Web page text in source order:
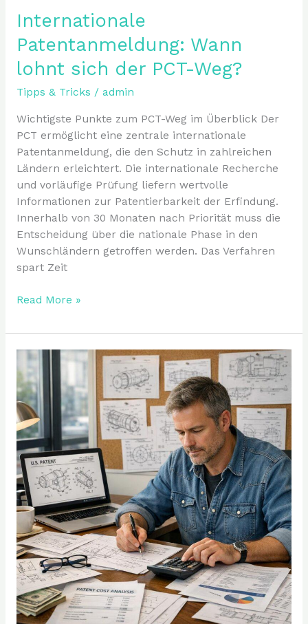
Internationale
Patentanmeldung: Wann
lohnt sich der PCT-Weg?
Tipps & Tricks / admin
Wichtigste Punkte zum PCT-Weg im Überblick Der
PCT ermöglicht eine zentrale internationale
Patentanmeldung, die den Schutz in zahlreichen
Ländern erleichtert. Die internationale Recherche
und vorläufige Prüfung liefern wertvolle
Informationen zur Patentierbarkeit der Erfindung.
Innerhalb von 30 Monaten nach Priorität muss die
Entscheidung über die nationale Phase in den
Wunschländern getroffen werden. Das Verfahren
spart Zeit
Read More »
Patentkosten
realistisch
kalkulieren:
Diese
Ausgaben
entstehen